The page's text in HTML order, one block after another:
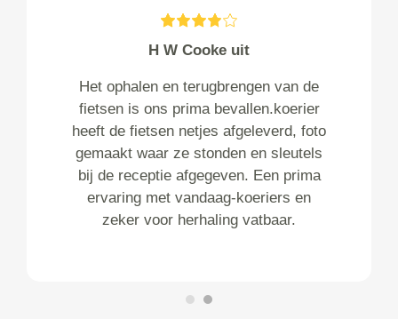
H W Cooke uit
Het ophalen en terugbrengen van de
fietsen is ons prima bevallen.koerier
heeft de fietsen netjes afgeleverd, foto
gemaakt waar ze stonden en sleutels
bij de receptie afgegeven. Een prima
ervaring met vandaag-koeriers en
zeker voor herhaling vatbaar.